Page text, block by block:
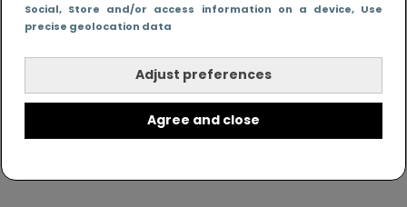
Social, Store and/or access information on a device, Use
precise geolocation data
Adjust preferences
Agree and close